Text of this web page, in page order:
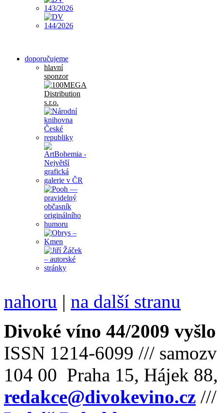
doporučujeme
hlavní
sponzor
nahoru | na další stranu
Divoké víno 44/2009
ISSN 1214-6099 ///
104 00 Praha 15, Hájek
redakce@divokevino.cz